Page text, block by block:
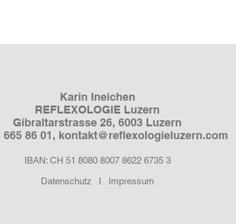
Karin Ineichen
REFLEXOLOGIE Luzern
Gibraltarstrasse 26, 6003 Luzern
665 86 01​, kontakt@reflexologieluzern.com
IBAN: CH 51 8080 8007 8622 6735 3
Datenschutz
I Impressum